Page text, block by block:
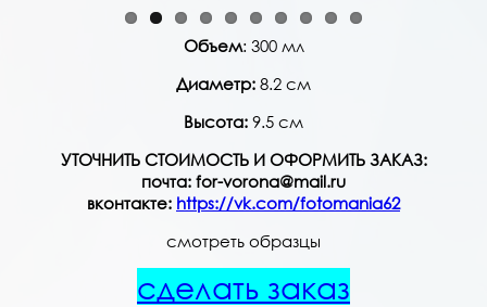
Объем: 300 мл
Диаметр: 8.2 см
Высота: 9.5 см
УТОЧНИТЬ СТОИМОСТЬ И ОФОРМИТЬ ЗАКАЗ:
почта: for-vorona@mail.ru
вконтакте: https://vk.com/fotomania62
смотреть образцы
сделать заказ